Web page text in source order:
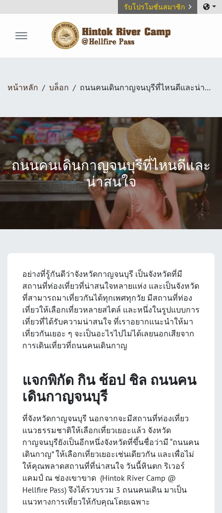
รับโปรโมชั่นสมาชิก
หน้าหลัก บล็อก ถนนคนเดินกาญจนบุรีที่ไหนดีและน่าสนใจ
ถนนคนเดินกาญจนบุรีที่ไหนดีและ
น่าสนใจ
อย่างที่รู้กันดีว่าจังหวัดกาญจนบุรี เป็นจังหวัดที่มี
สถานที่ท่องเที่ยวที่น่าสนใจหลายแห่ง และเป็นจังหวัด
ที่สามารถมาเที่ยวกันได้ทุกเพศทุกวัย มีสถานที่ท่อง
เที่ยวให้เลือกเที่ยวหลายสไตล์ และหนึ่งในรูปแบบการ
เที่ยวที่ได้รับความน่าสนใจ ที่เราอยากแนะนำให้มา
เที่ยวกันเยอะ ๆ จะเป็นอะไรไปไม่ได้เลยนอกเสียจาก
การเดินเที่ยวที่ถนนคนเดินกาญ
แจกพิกัด กิน ช้อป ชิล ถนนคน
เดินกาญจนบุรี
ที่จังหวัดกาญจนบุรี นอกจากจะมีสถานที่ท่องเที่ยว
แนวธรรมชาติให้เลือกเที่ยวเยอะแล้ว จังหวัด
กาญจนบุรียังเป็นอีกหนึ่งจังหวัดที่ขึ้นชื่อว่ามี “ถนนคน
เดินกาญ” ให้เลือกเที่ยวเยอะเช่นเดียวกัน และเพื่อไม่
ให้คุณพลาดสถานที่ที่น่าสนใจ วันนี้หินตก ริเวอร์
แคมป์ ณ ช่องเขาขาด (Hintok River Camp @
Hellfire Pass) จึงได้รวบรวม 3 ถนนคนเดิน มาเป็น
แนวทางการเที่ยวให้กับคุณโดยเฉพาะ